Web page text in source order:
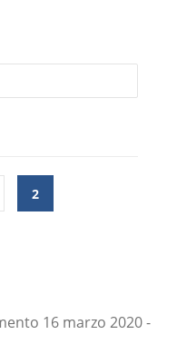
2
16 marzo 2020 -